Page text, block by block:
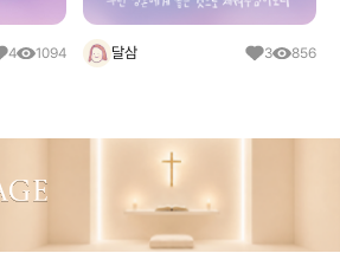
4 1094 달삼 3 856